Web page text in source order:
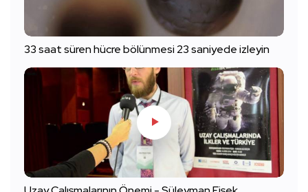
33 saat süren hücre bölünmesi 23 saniyede izleyin